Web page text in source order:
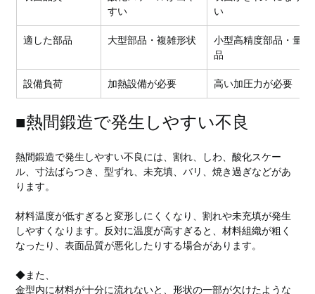
すい
い
適した部品 大型部品・複雑形状
小型高精度部品・量産
品
設備負荷 加熱設備が必要 高い加圧力が必要
■熱間鍛造で発生しやすい不良
熱間鍛造で発生しやすい不良には、割れ、しわ、酸化スケー
ル、寸法ばらつき、型ずれ、未充填、バリ、焼き過ぎなどがあ
ります。
材料温度が低すぎると変形しにくくなり、割れや未充填が発生
しやすくなります。反対に温度が高すぎると、材料組織が粗く
なったり、表面品質が悪化したりする場合があります。
◆また、
金型内に材料が十分に流れないと、形状の一部が欠けたような